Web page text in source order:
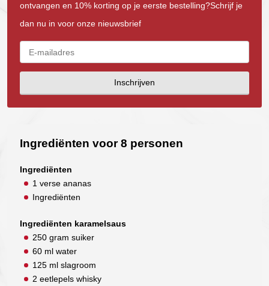
ontvangen en 10% korting op je eerste bestelling?Schrijf je
dan nu in voor onze nieuwsbrief
Inschrijven
Ingrediënten voor 8 personen
Ingrediënten
1 verse ananas
Ingrediënten
Ingrediënten karamelsaus
250 gram suiker
60 ml water
125 ml slagroom
2 eetlepels whisky